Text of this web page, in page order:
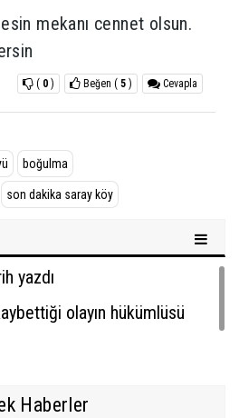
mekanı cennet olsun.
Cevapla
Beğen ( 5 )
( 0 )
boğulma
son dakika saray köy
yazdı
olayın hükümlüsü
Haberler